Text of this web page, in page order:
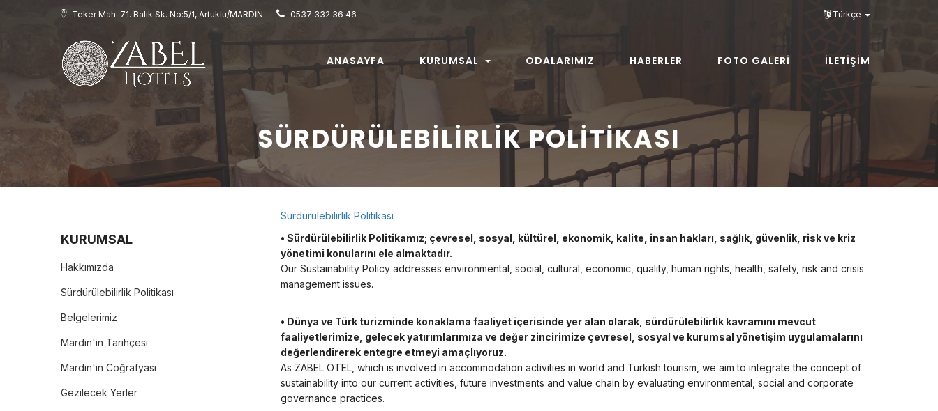
Teker Mah. 71. Balık Sk. No:5/1, Artuklu/MARDİN 0537 332 36 46 Türkçe
ANASAYFA KURUMSAL ODALARIMIZ HABERLER FOTO GALERİ İLETİŞİM
SÜRDÜRÜLEBILIRLIK POLITIKASI
Sürdürülebilirlik Politikası
• Sürdürülebilirlik Politikamız; çevresel, sosyal, kültürel, ekonomik, kalite, insan hakları, sağlık, güvenlik, risk ve kriz
yönetimi konularını ele almaktadır.
Our Sustainability Policy addresses environmental, social, cultural, economic, quality, human rights, health, safety, risk and crisis
management issues.
• Dünya ve Türk turizminde konaklama faaliyet içerisinde yer alan olarak, sürdürülebilirlik kavramını mevcut
faaliyetlerimize, gelecek yatırımlarımıza ve değer zincirimize çevresel, sosyal ve kurumsal yönetişim uygulamalarını
değerlendirerek entegre etmeyi amaçlıyoruz.
As ZABEL OTEL, which is involved in accommodation activities in world and Turkish tourism, we aim to integrate the concept of
sustainability into our current activities, future investments and value chain by evaluating environmental, social and corporate
governance practices.
KURUMSAL
Hakkımızda
Sürdürülebilirlik Politikası
Belgelerimiz
Mardin'in Tarihçesi
Mardin'in Coğrafyası
Gezilecek Yerler